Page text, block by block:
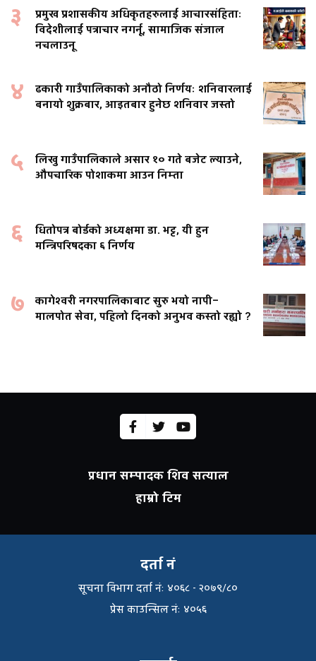
३
प्रमुख प्रशासकीय अधिकृतहरुलाई आचारसंहिताः
विदेशीलाई पत्राचार नगर्नू, सामाजिक संजाल
नचलाउनू
४
ढकारी गाउँपालिकाको अनौठो निर्णयः शनिवारलाई
बनायो शुक्रबार, आइतबार हुनेछ शनिवार जस्तो
५
लिखु गाउँपालिकाले असार १० गते बजेट ल्याउने,
औपचारिक पोशाकमा आउन निम्ता
६
धितोपत्र बोर्डको अध्यक्षमा डा. भट्ट, यी हुन
मन्त्रिपरिषदका ६ निर्णय
७
कागेश्वरी नगरपालिकाबाट सुरु भयो नापी–
मालपोत सेवा, पहिलो दिनको अनुभव कस्तो रह्यो ?
प्रधान सम्पादक शिव सत्याल
हाम्रो टिम
दर्ता नं
सूचना विभाग दर्ता नंः ४०६८ - २०७९/८०
प्रेस काउन्सिल नंः ४०५६